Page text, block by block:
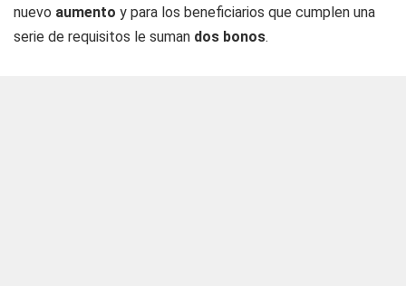
nuevo aumento y para los beneficiarios que cumplen una
serie de requisitos le suman dos bonos.